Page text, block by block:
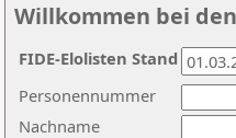
Willkommen bei
Nachname
Personennummer
FIDE-Elolisten Stand